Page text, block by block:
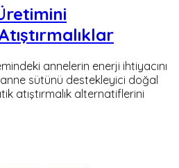
annelerin enerji ihtiyacını
sütünü destekleyici doğal
atıştırmalık alternatiflerini